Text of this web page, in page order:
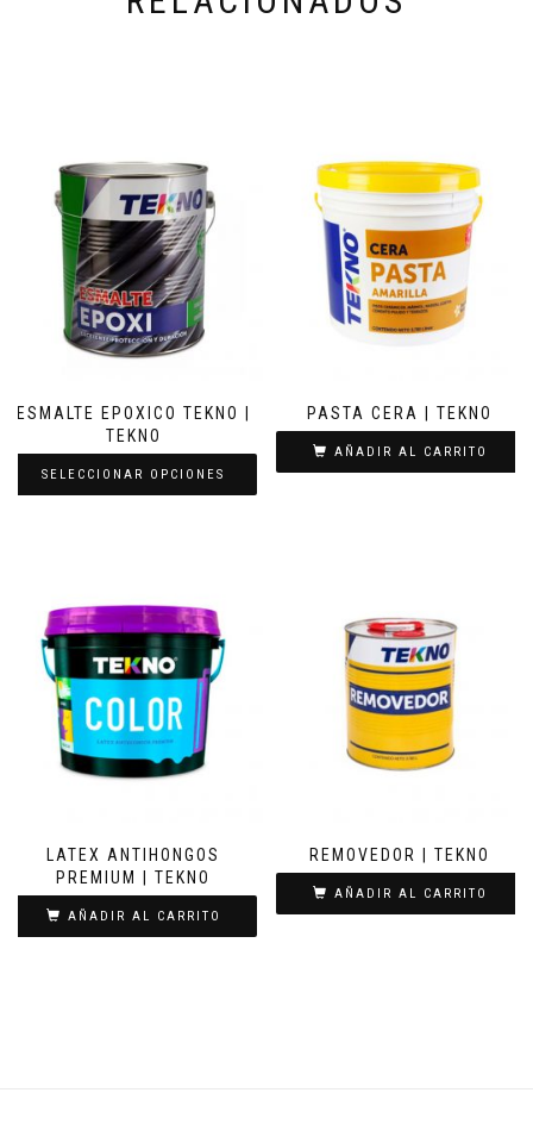
ESMALTE EPOXICO TEKNO |
TEKNO
SELECCIONAR OPCIONES
PASTA CERA | TEKNO
AÑADIR AL CARRITO
LATEX ANTIHONGOS
PREMIUM | TEKNO
AÑADIR AL CARRITO
REMOVEDOR | TEKNO
AÑADIR AL CARRITO